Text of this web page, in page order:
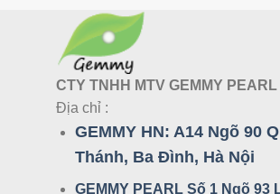
CTY TNHH MTV GEMMY PEARL
Địa chỉ :
GEMMY HN: A14 Ngõ 90
Thánh, Ba Đình, Hà Nội
GEMMY PEARL Số 1 Ngõ 93